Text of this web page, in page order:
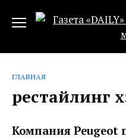
ГЛАВНАЯ
рестайлинг
Компания Peugeot